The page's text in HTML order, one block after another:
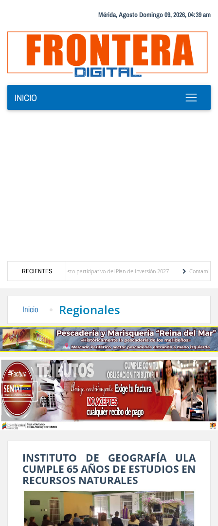
Mérida, Agosto Domingo 09, 2026, 04:39 am
INICIO
RECIENTES
del presupuesto participativo del Plan de Inversión 2027
Contaminación y
Inicio Regionales
INSTITUTO DE GEOGRAFÍA ULA
CUMPLE 65 AÑOS DE ESTUDIOS EN
RECURSOS NATURALES